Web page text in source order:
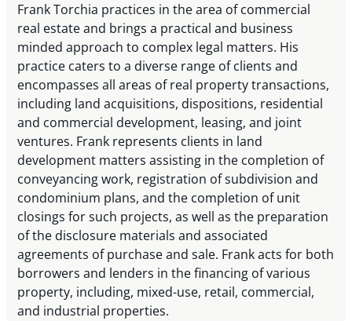
Frank Torchia practices in the area of commercial
real estate and brings a practical and business
minded approach to complex legal matters. His
practice caters to a diverse range of clients and
encompasses all areas of real property transactions,
including land acquisitions, dispositions, residential
and commercial development, leasing, and joint
ventures. Frank represents clients in land
development matters assisting in the completion of
conveyancing work, registration of subdivision and
condominium plans, and the completion of unit
closings for such projects, as well as the preparation
of the disclosure materials and associated
agreements of purchase and sale. Frank acts for both
borrowers and lenders in the financing of various
property, including, mixed-use, retail, commercial,
and industrial properties.